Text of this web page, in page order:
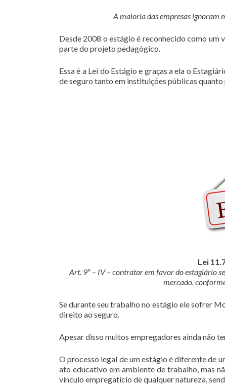
A maioria das empresas ignoram
Desde 2008 o estágio é reconhecido como
parte do projeto pedagógico.
Essa é a Lei do Estágio e graças a ela o
de seguro tanto em instituições públicas quanto
Lei
Art. 9º – IV – contratar em favor do estagiário
mercado,
Se durante seu trabalho no estágio ele sofrer
direito ao seguro.
Apesar disso muitos empregadores ainda não
O processo legal de um estágio é diferente de
ato educativo em ambiente de trabalho, mas
vínculo empregatício de qualquer natureza,